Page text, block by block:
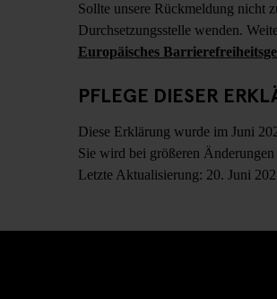
Sollte unsere Rückmeldung nicht
Durchsetzungsstelle wenden.
Europäisches
PFLEGE DIESER
Diese Erklärung wurde im Juni
Sie wird bei größeren
Letzte Aktualisierung: 20. Juni